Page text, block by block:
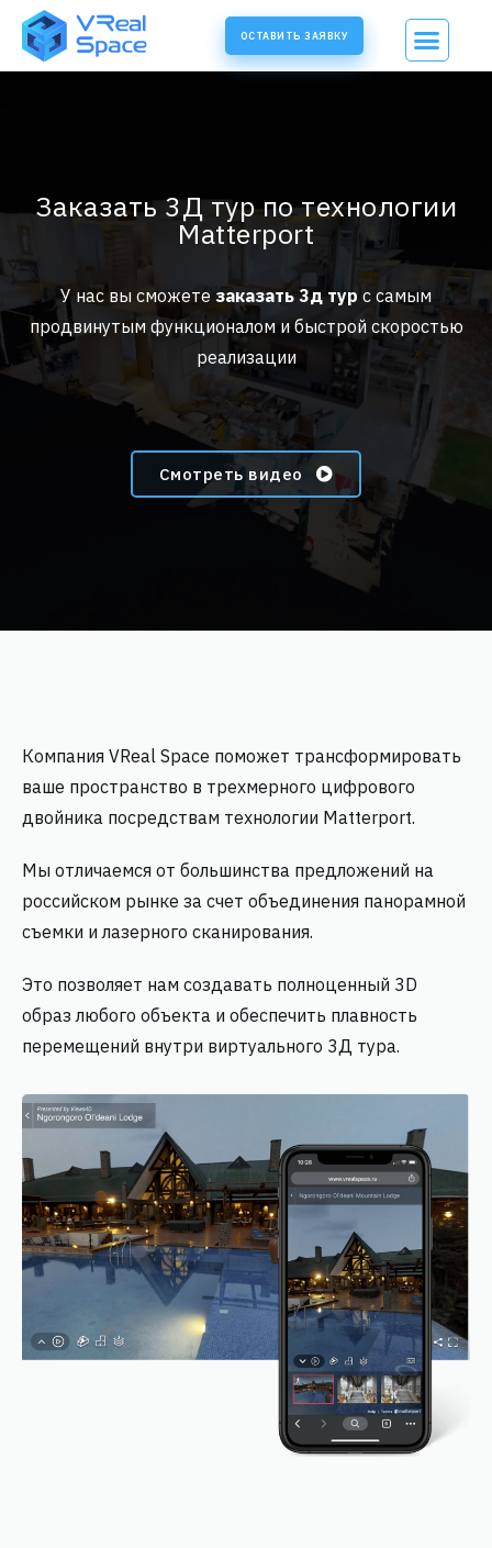
ОСТАВИТЬ ЗАЯВКУ
Заказать 3Д тур по технологии
Matterport
У нас вы сможете заказать 3д тур с самым
продвинутым функционалом и быстрой скоростью
реализации
Смотреть видео
Компания VReal Space поможет трансформировать
ваше пространство в трехмерного цифрового
двойника посредствам технологии Matterport.
Мы отличаемся от большинства предложений на
российском рынке за счет объединения панорамной
съемки и лазерного сканирования.
Это позволяет нам создавать полноценный 3D
образ любого объекта и обеспечить плавность
перемещений внутри виртуального 3Д тура.